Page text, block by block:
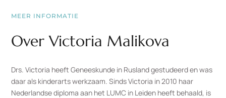
MEER INFORMATIE
Over Victoria Malikova
Drs. Victoria heeft Geneeskunde in Rusland gestudeerd en was
daar als kinderarts werkzaam. Sinds Victoria in 2010 haar
Nederlandse diploma aan het LUMC in Leiden heeft behaald, is